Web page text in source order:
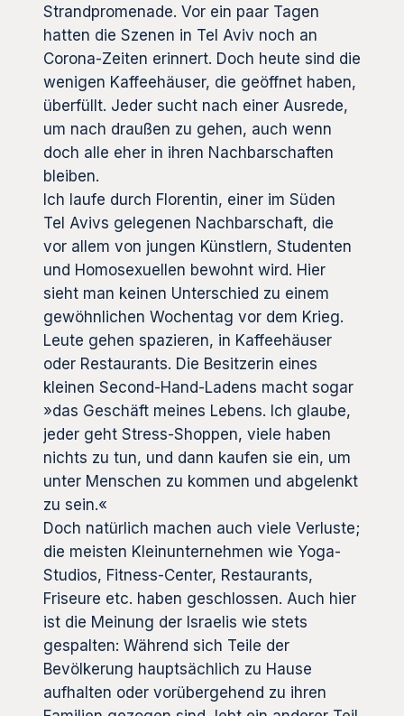
Strandpromenade. Vor ein paar Tagen
hatten die Szenen in Tel Aviv noch an
Corona-Zeiten erinnert. Doch heute sind die
wenigen Kaffeehäuser, die geöffnet haben,
überfüllt. Jeder sucht nach einer Ausrede,
um nach draußen zu gehen, auch wenn
doch alle eher in ihren Nachbarschaften
bleiben.
Ich laufe durch Florentin, einer im Süden
Tel Avivs gelegenen Nachbarschaft, die
vor allem von jungen Künstlern, Studenten
und Homosexuellen bewohnt wird. Hier
sieht man keinen Unterschied zu einem
gewöhnlichen Wochentag vor dem Krieg.
Leute gehen spazieren, in Kaffeehäuser
oder Restaurants. Die Besitzerin eines
kleinen Second-Hand-Ladens macht sogar
»das Geschäft meines Lebens. Ich glaube,
jeder geht Stress-Shoppen, viele haben
nichts zu tun, und dann kaufen sie ein, um
unter Menschen zu kommen und abgelenkt
zu sein.«
Doch natürlich machen auch viele Verluste;
die meisten Kleinunternehmen wie Yoga-
Studios, Fitness-Center, Restaurants,
Friseure etc. haben geschlossen. Auch hier
ist die Meinung der Israelis wie stets
gespalten: Während sich Teile der
Bevölkerung hauptsächlich zu Hause
aufhalten oder vorübergehend zu ihren